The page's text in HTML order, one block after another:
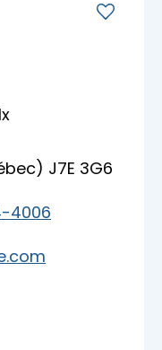
J7E 3G6
4006